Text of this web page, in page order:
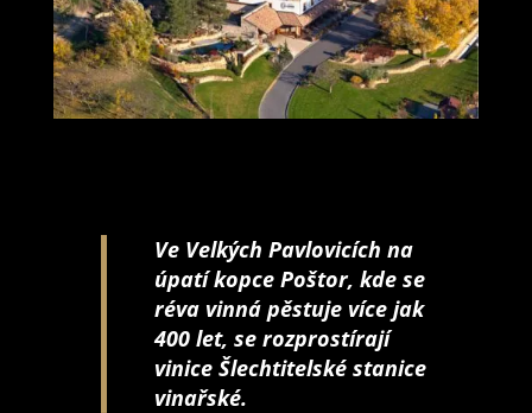
Ve Velkých Pavlovicích na
úpatí kopce Poštor, kde se
réva vinná pěstuje více jak
400 let, se rozprostírají
vinice Šlechtitelské stanice
vinařské.